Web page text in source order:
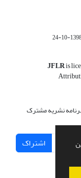
1398-
JFLRis
نشریه مشترک
اشتراک